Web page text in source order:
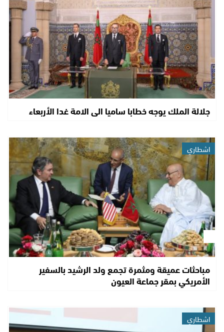
جلالة الملك يوجه خطابا ساميا الى الامة غدا الأربعاء
اشطاري
مباحثات عميقة ومثمرة تجمع ولد الرشيد بالسفير
الأمريكي بمقر جماعة العيون
اشطاري